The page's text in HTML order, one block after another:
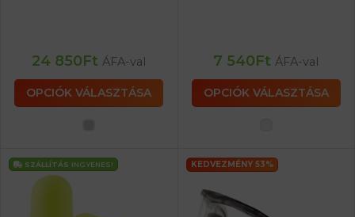
24 850Ft ÁFA-val
OPCIÓK VÁLASZTÁSA
7 540Ft ÁFA-val
OPCIÓK VÁLASZTÁSA
SZÁLLÍTÁS INGYENES! KEDVEZMÉNY 53%